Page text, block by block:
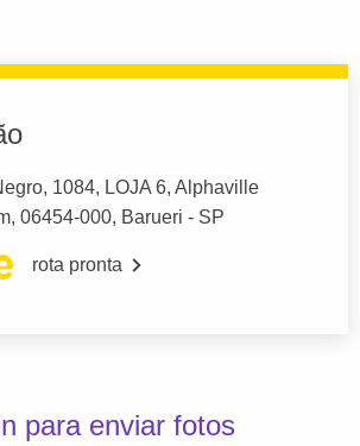
1084, LOJA 6, Alphaville
06454-000, Barueri - SP
rota pronta
para enviar fotos